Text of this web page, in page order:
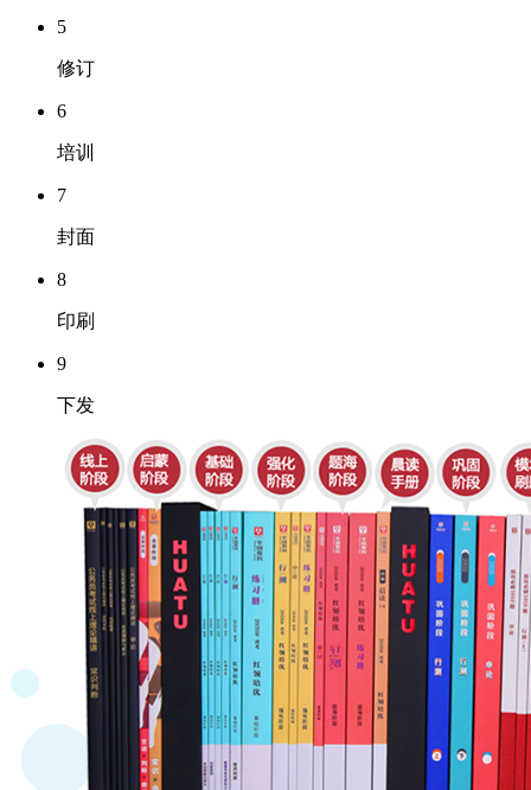
5
修订
6
培训
7
封面
8
印刷
9
下发